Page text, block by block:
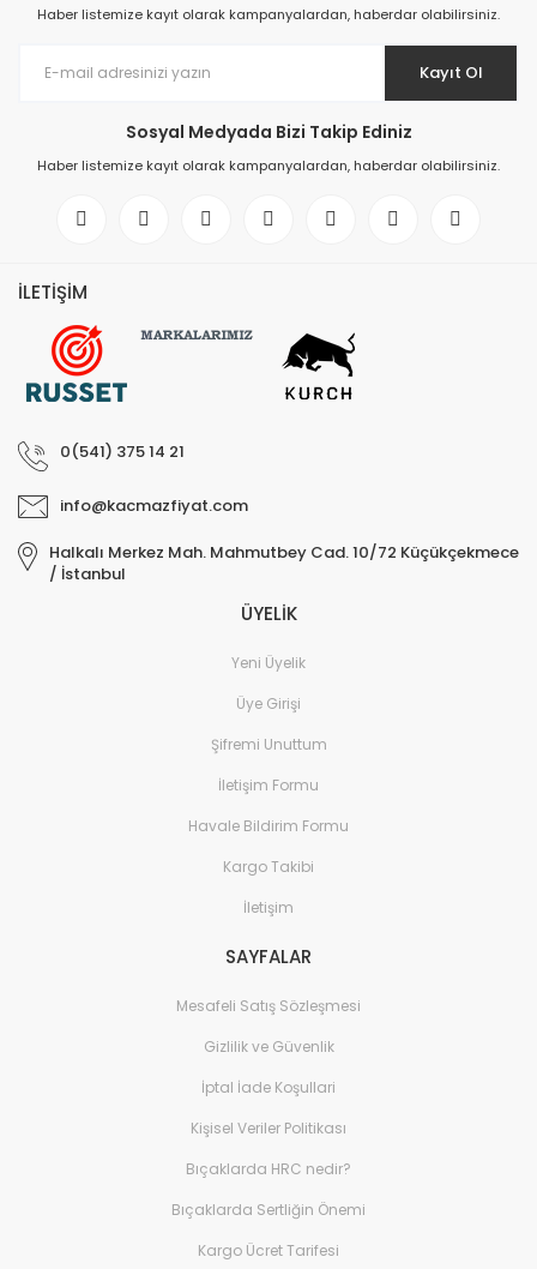
Haber listemize kayıt olarak kampanyalardan, haberdar olabilirsiniz.
Kayıt Ol
Sosyal Medyada Bizi Takip Ediniz
Haber listemize kayıt olarak kampanyalardan, haberdar olabilirsiniz.
İLETİŞİM
0(541) 375 14 21
info@kacmazfiyat.com
Halkalı Merkez Mah. Mahmutbey Cad. 10/72 Küçükçekmece
/ İstanbul
ÜYELİK
Yeni Üyelik
Üye Girişi
Şifremi Unuttum
İletişim Formu
Havale Bildirim Formu
Kargo Takibi
İletişim
SAYFALAR
Mesafeli Satış Sözleşmesi
Gizlilik ve Güvenlik
İptal İade Koşullari
Kişisel Veriler Politikası
Bıçaklarda HRC nedir?
Bıçaklarda Sertliğin Önemi
Kargo Ücret Tarifesi